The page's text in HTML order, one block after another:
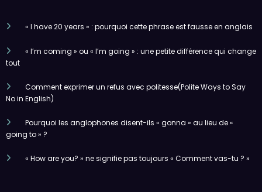
tout
Comment exprimer un refus avec politesse(Polite Ways to Say
No in English)
Pourquoi les anglophones disent-ils « gonna » au lieu de «
going to » ?
« How are you? » ne signifie pas toujours « Comment vas-tu ? »